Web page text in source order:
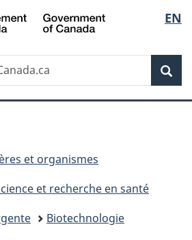
Passer
au
principal
Passer
à
Au
du
Passer
à
version
simplifiée
de
la
EN
et organismes
et recherche en santé
Biotechnologie